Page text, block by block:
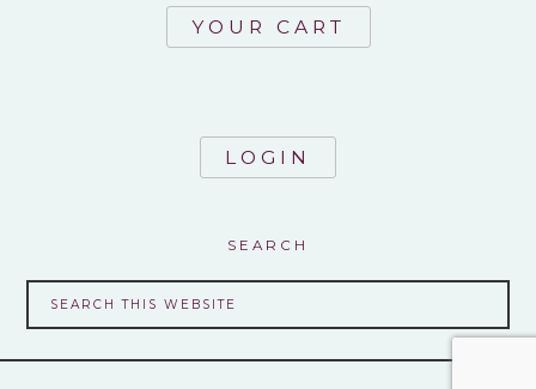
YOUR CART
LOGIN
SEARCH